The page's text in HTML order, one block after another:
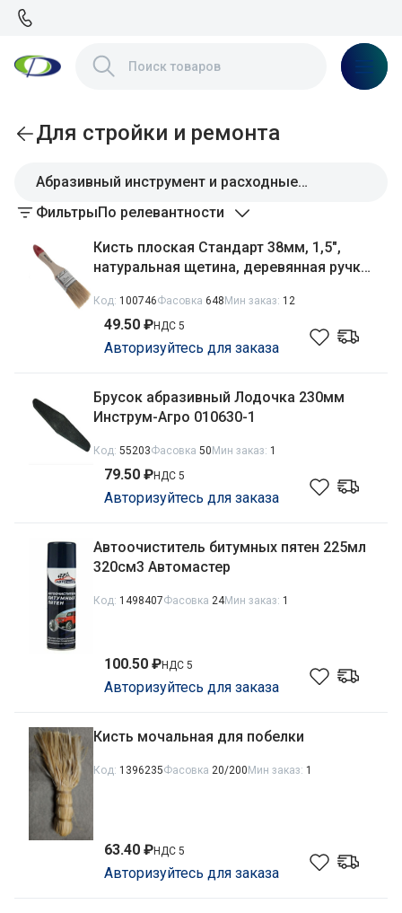
Для стройки и ремонта
Абразивный инструмент и расходные
материалы
ФильтрыПо релевантности
Кисть плоская Стандарт 38мм, 1,5",
натуральная щетина, деревянная ручка
Код: 100746Фасовка 648 Мин заказ: 12
49.50 ₽НДС 5
Авторизуйтесь для заказа
Брусок абразивный Лодочка 230мм
Инструм-Агро 010630-1
Код: 55203Фасовка 50 Мин заказ: 1
79.50 ₽НДС 5
Авторизуйтесь для заказа
Автоочиститель битумных пятен 225мл
320см3 Автомастер
Код: 1498407Фасовка 24Мин заказ: 1
100.50 ₽НДС 5
Авторизуйтесь для заказа
Кисть мочальная для побелки
Код: 1396235Фасовка 20/200 Мин заказ: 1
63.40 ₽НДС 5
Авторизуйтесь для заказа